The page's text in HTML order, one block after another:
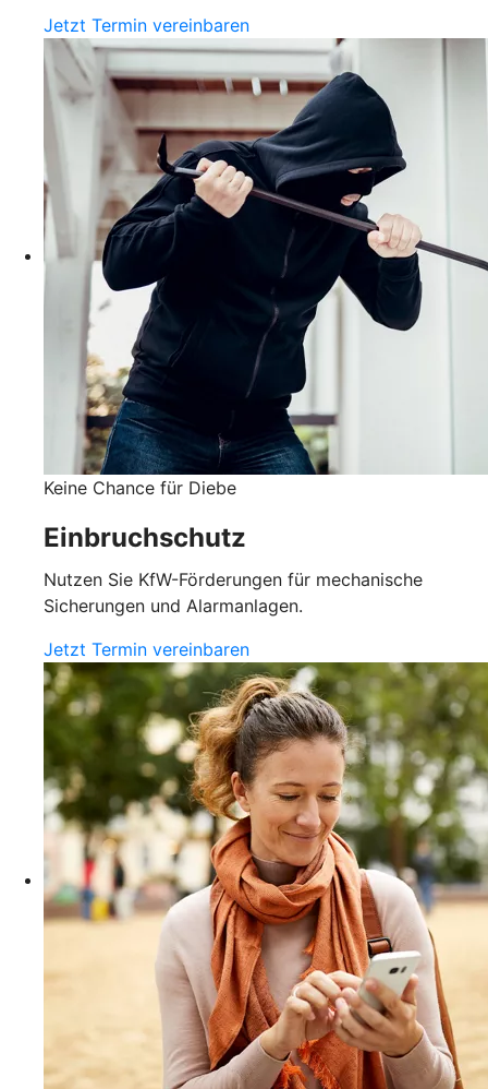
Jetzt Termin vereinbaren
Keine Chance für Diebe
Einbruchschutz
Nutzen Sie KfW-Förderungen für mechanische
Sicherungen und Alarmanlagen.
Jetzt Termin vereinbaren